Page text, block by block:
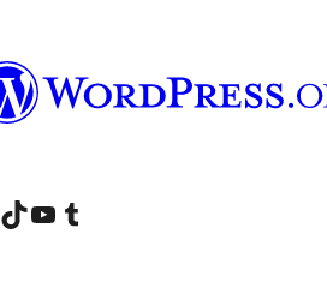
访问我们的 TikTok 账号访问我们的 YouTube 频道 访问我们的 Tumblr 账号